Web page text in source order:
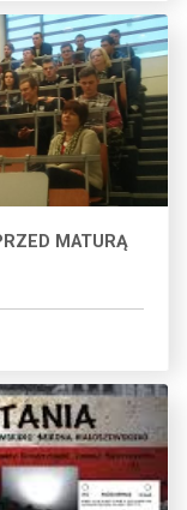
MATURĄ